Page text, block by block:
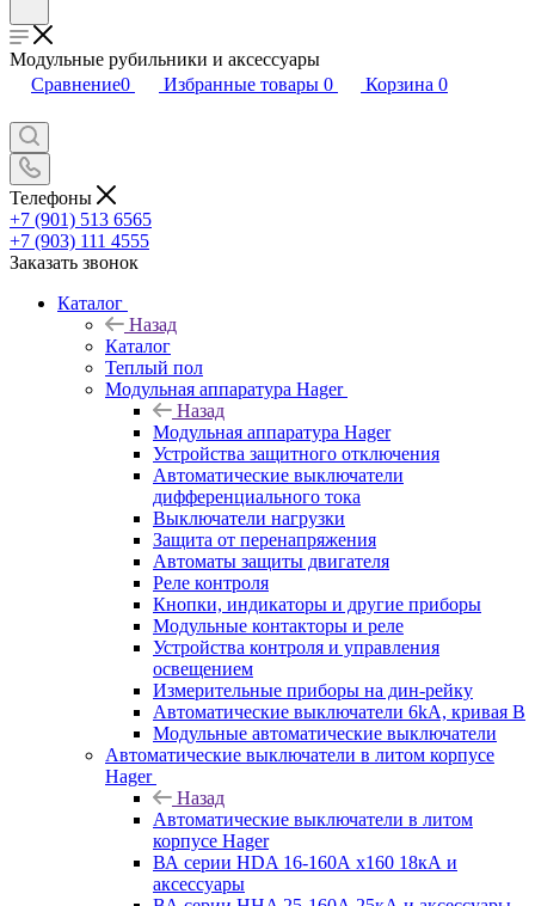
Модульные рубильники и аксессуары
Сравнение0 Избранные товары 0 Корзина 0
Телефоны
+7 (901) 513 6565
+7 (903) 111 4555
Заказать звонок
Каталог
Назад
Каталог
Теплый пол
Модульная аппаратура Hager
Назад
Модульная аппаратура Hager
Устройства защитного отключения
Автоматические выключатели
дифференциального тока
Выключатели нагрузки
Защита от перенапряжения
Автоматы защиты двигателя
Реле контроля
Кнопки, индикаторы и другие приборы
Модульные контакторы и реле
Устройства контроля и управления
освещением
Измерительные приборы на дин-рейку
Автоматические выключатели 6kA, кривая В
Модульные автоматические выключатели
Автоматические выключатели в литом корпусе
Hager
Назад
Автоматические выключатели в литом
корпусе Hager
ВА серии HDA 16-160А x160 18кА и
аксессуары